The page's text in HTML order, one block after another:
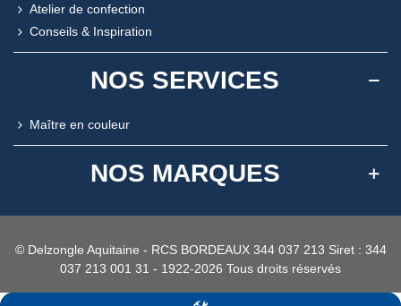
Atelier de confection
Conseils & Inspiration
NOS SERVICES
Maître en couleur
NOS MARQUES
© Delzongle Aquitaine - RCS BORDEAUX 344 037 213 Siret : 344
037 213 001 31 - 1922-2026 Tous droits réservés